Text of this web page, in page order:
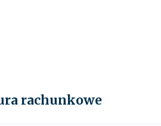
rachunkowe